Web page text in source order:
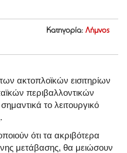
Κατηγορία: Λήμνος
ακτοπλοϊκών εισιτηρίων
περιβαλλοντικών
το λειτουργικό
ότι τα ακριβότερα
μετάβασης, θα μειώσουν